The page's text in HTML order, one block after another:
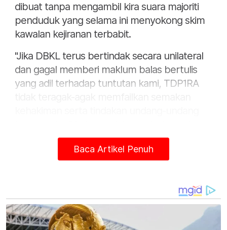
dibuat tanpa mengambil kira suara majoriti
penduduk yang selama ini menyokong skim
kawalan kejiranan terbabit.
"Jika DBKL terus bertindak secara unilateral
dan gagal memberi maklum balas bertulis
yang adil terhadap tuntutan kami, TDP1RA
pada Isnin.
Frank berkata, kemelut itu bermula selepas
keselamatan susulan kemalangan maut
membabitkan seorang warga emas di Jalan
Desa Ria pada 2024.
Baca Artikel Penuh